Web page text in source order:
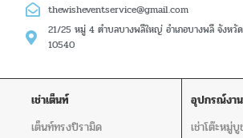
thewisheventservice@gmail.com
21/25 หมู่ 4 ตำบลบางพลีใหญ่ อำเภอบางพลี จังหวั
10540
เช่าเต็นท์
เต็นท์ทรงปิรามิด
อุปกรณ์งา
เช่าโต๊ะหมู่